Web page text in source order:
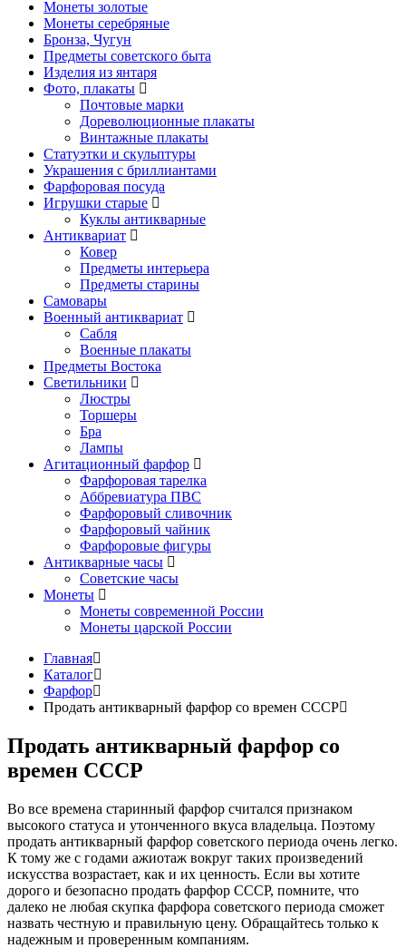
Монеты золотые
Монеты серебряные
Бронза, Чугун
Предметы советского быта
Изделия из янтаря
Фото, плакаты
Почтовые марки
Дореволюционные плакаты
Винтажные плакаты
Статуэтки и скульптуры
Украшения с бриллиантами
Фарфоровая посуда
Игрушки старые
Куклы антикварные
Антиквариат
Ковер
Предметы интерьера
Предметы старины
Самовары
Военный антиквариат
Сабля
Военные плакаты
Предметы Востока
Светильники
Люстры
Торшеры
Бра
Лампы
Агитационный фарфор
Фарфоровая тарелка
Аббревиатура ПВС
Фарфоровый сливочник
Фарфоровый чайник
Фарфоровые фигуры
Антикварные часы
Советские часы
Монеты
Монеты современной России
Монеты царской России
Главная
Каталог
Фарфор
Продать антикварный фарфор со времен СССР
Продать антикварный фарфор со
времен СССР
Во все времена старинный фарфор считался признаком
высокого статуса и утонченного вкуса владельца. Поэтому
продать антикварный фарфор советского периода очень легко.
К тому же с годами ажиотаж вокруг таких произведений
искусства возрастает, как и их ценность. Если вы хотите
дорого и безопасно продать фарфор СССР, помните, что
далеко не любая скупка фарфора советского периода сможет
назвать честную и правильную цену. Обращайтесь только к
надежным и проверенным компаниям.